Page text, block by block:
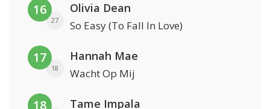
16
27
Olivia Dean
So Easy (To Fall In Love)
17
18
Hannah Mae
Wacht Op Mij
18 Tame Impala